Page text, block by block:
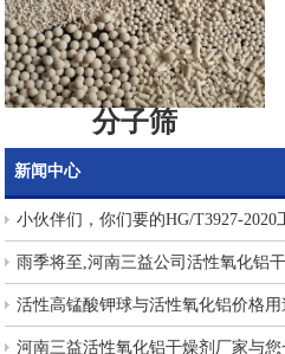
分子筛
新闻中心
小伙伴们，你们要的HG/T3927-
雨季将至,河南三益公司活性氧化铝
活性高锰酸钾球与活性氧化铝价格
河南三益活性氧化铝干燥剂厂家与